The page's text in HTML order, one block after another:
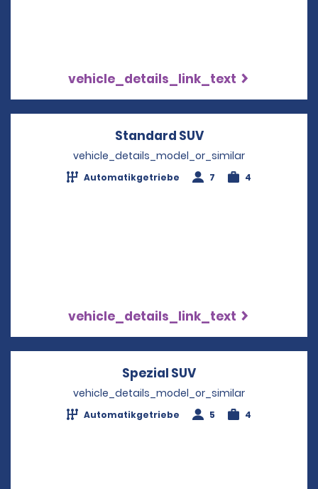
vehicle_details_link_text
Standard SUVOpens in a new
vehicle_details_model_or_similar
Automatikgetriebe 7 4
vehicle_details_link_text
Spezial SUV
vehicle_details_model_or_similar
Automatikgetriebe 5 4